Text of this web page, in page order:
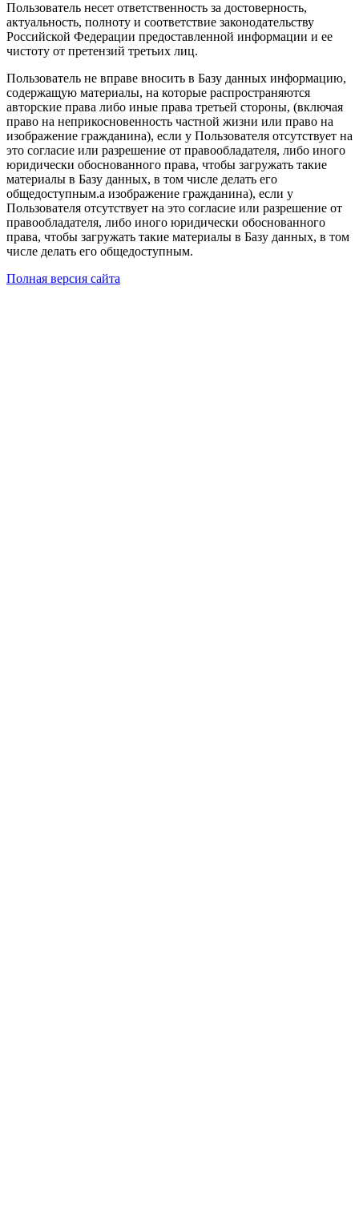
Пользователь несет ответственность за достоверность,
актуальность, полноту и соответствие законодательству
Российской Федерации предоставленной информации и ее
чистоту от претензий третьих лиц.
Пользователь не вправе вносить в Базу данных информацию,
содержащую материалы, на которые распространяются
авторские права либо иные права третьей стороны, (включая
право на неприкосновенность частной жизни или право на
изображение гражданина), если у Пользователя отсутствует на
это согласие или разрешение от правообладателя, либо иного
юридически обоснованного права, чтобы загружать такие
материалы в Базу данных, в том числе делать его
общедоступным.а изображение гражданина), если у
Пользователя отсутствует на это согласие или разрешение от
правообладателя, либо иного юридически обоснованного
права, чтобы загружать такие материалы в Базу данных, в том
числе делать его общедоступным.
Полная версия сайта